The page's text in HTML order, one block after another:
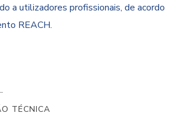
a utilizadores profissionais, de acordo
REACH.
TÉCNICA